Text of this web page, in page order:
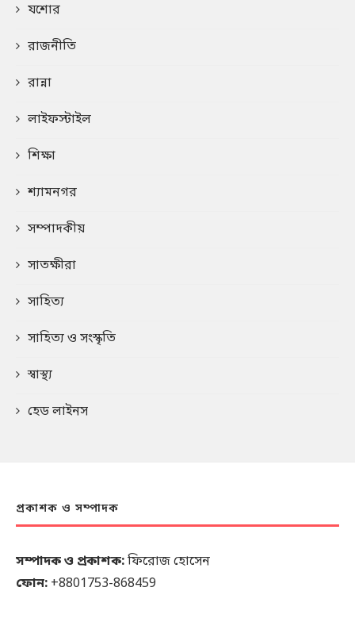
যশোর
রাজনীতি
রান্না
লাইফস্টাইল
শিক্ষা
শ্যামনগর
সম্পাদকীয়
সাতক্ষীরা
সাহিত্য
সাহিত্য ও সংস্কৃতি
স্বাস্থ্য
হেড লাইনস
প্রকাশক ও সম্পাদক
সম্পাদক ও প্রকাশক:ফিরোজ হোসেন
ফোন: +8801753-868459